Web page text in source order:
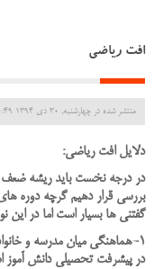
افت ریاضی
منتشر شده در چهارشنبه, 30 دی 1394 10:49
دلایل افت ریاضی:
در درجه نخست بايد ريشه ضعف
بررسي قرار دهيم گرچه دوره
گفتني ها بسيار است اما در اين
1-هماهنگي ميان مدرسه و
در پيشرفت تحصيلي دانش آموز